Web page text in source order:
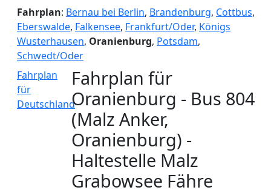
Fahrplan: Bernau bei Berlin, Brandenburg, Cottbus,
Eberswalde, Falkensee, Frankfurt/Oder, Königs
Wusterhausen, Oranienburg, Potsdam,
Schwedt/Oder
Fahrplan
für
Deutschland
Fahrplan für
Oranienburg - Bus 804
(Malz Anker,
Oranienburg) -
Haltestelle Malz
Grabowsee Fähre